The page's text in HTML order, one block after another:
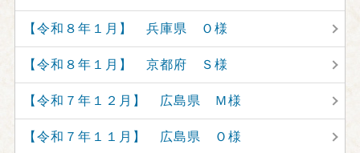
【令和８年１月】 兵庫県 Ｏ様
【令和８年１月】 京都府 Ｓ様
【令和７年１２月】 広島県 Ｍ様
【令和７年１１月】 広島県 Ｏ様